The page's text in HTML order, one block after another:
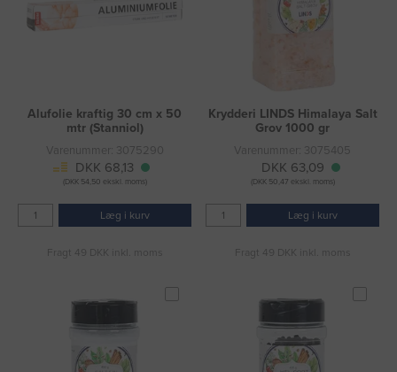
Alufolie kraftig 30 cm x 50
mtr (Stanniol)
Varenummer: 3075290
DKK 68,13
(DKK 54,50 ekskl. moms)
Læg i kurv
Fragt 49 DKK inkl. moms
Krydderi LINDS Himalaya Salt
Grov 1000 gr
Varenummer: 3075405
DKK 63,09
(DKK 50,47 ekskl. moms)
Læg i kurv
Fragt 49 DKK inkl. moms